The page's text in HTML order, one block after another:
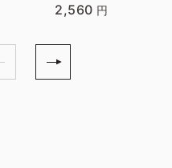
2,560 円